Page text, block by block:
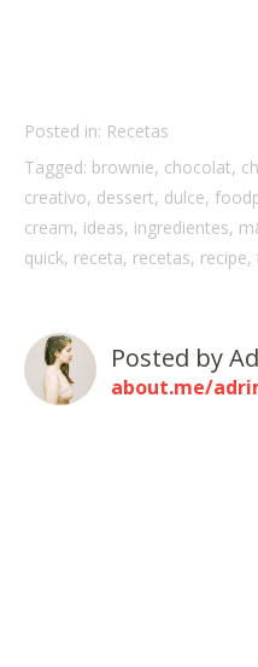
Posted in: Recetas
Tagged: brownie, chocolat,
creativo, dessert, dulce,
cream, ideas, ingredientes,
quick, receta, recetas, recipe,
Posted by
about.me/